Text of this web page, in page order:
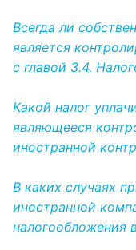
Всегда ли
является
с главой 3.4.
Какой налог
являющееся
иностранной
В каких случаях
иностранной
налогообложения